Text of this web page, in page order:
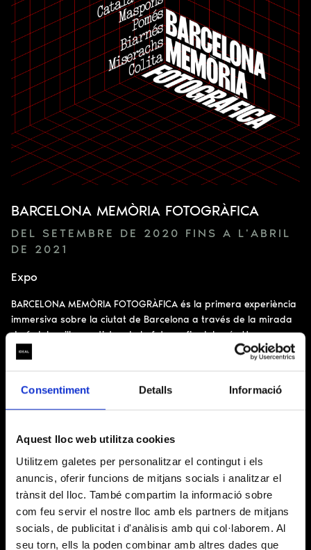
Consentiment Detalls Informació
Aquest lloc web utilitza cookies
Utilitzem galetes per personalitzar el contingut i els
anuncis, oferir funcions de mitjans socials i analitzar el
trànsit del lloc. També compartim la informació sobre
com feu servir el nostre lloc amb els partners de mitjans
socials, de publicitat i d'anàlisis amb qui col·laborem. Al
seu torn, ells la poden combinar amb altres dades que
BARCELONA MEMÒRIA FOTOGRÀFICA
DEL SETEMBRE DE 2020 FINS A L'ABRIL
DE 2021
Expo
BARCELONA MEMÒRIA FOTOGRÀFICA és la primera experiència
immersiva sobre la ciutat de Barcelona a través de la mirada
de 6 dels millors artistes de la fotografia del país. Una...
UN PROJECTE DE
INFORMACIÓ BÀSICA SOBRE EL TRACTAMENT DE DADES
(Reglament (UE) 2016/679)